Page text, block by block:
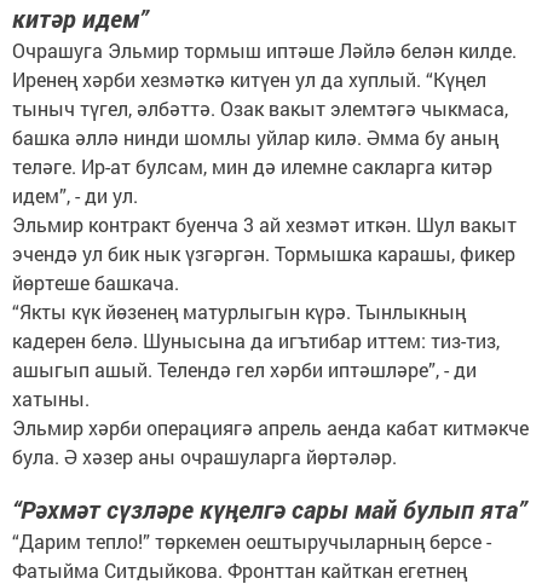
китәр идем”
Очрашуга Эльмир тормыш иптәше Ләйлә белән килде.
Иренең хәрби хезмәткә китүен ул да хуплый. “Күңел
тыныч түгел, әлбәттә. Озак вакыт элемтәгә чыкмаса,
башка әллә нинди шомлы уйлар килә. Әмма бу аның
теләге. Ир-ат булсам, мин дә илемне сакларга китәр
идем”, - ди ул.
Эльмир контракт буенча 3 ай хезмәт иткән. Шул вакыт
эчендә ул бик нык үзгәргән. Тормышка карашы, фикер
йөртеше башкача.
“Якты күк йөзенең матурлыгын күрә. Тынлыкның
кадерен белә. Шунысына да игътибар иттем: тиз-тиз,
ашыгып ашый. Телендә гел хәрби иптәшләре”, - ди
хатыны.
Эльмир хәрби операциягә апрель аенда кабат китмәкче
була. Ә хәзер аны очрашуларга йөртәләр.
“Рәхмәт сүзләре күңелгә сары май булып ята”
“Дарим тепло!” төркемен оештыручыларның берсе -
Фатыйма Ситдыйкова. Фронттан кайткан егетнең